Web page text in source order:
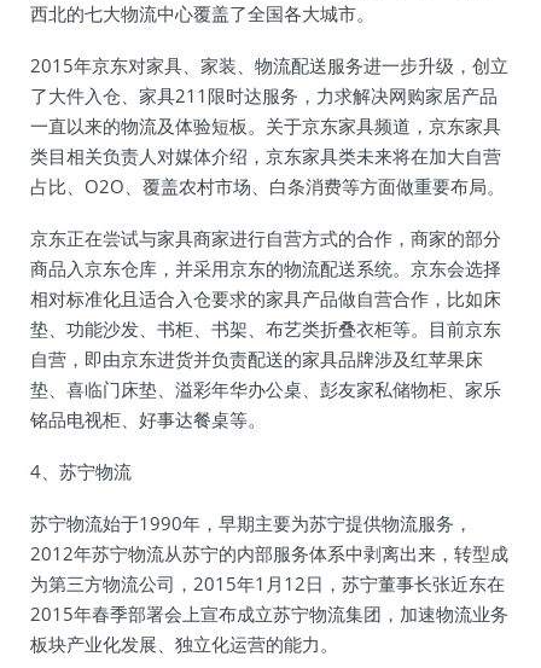
西北的七大物流中心覆盖了全国各大城市。
2015年京东对家具、家装、物流配送服务进一步升级，创立
了大件入仓、家具211限时达服务，力求解决网购家居产品
一直以来的物流及体验短板。关于京东家具频道，京东家具
类目相关负责人对媒体介绍，京东家具类未来将在加大自营
占比、O2O、覆盖农村市场、白条消费等方面做重要布局。
京东正在尝试与家具商家进行自营方式的合作，商家的部分
商品入京东仓库，并采用京东的物流配送系统。京东会选择
相对标准化且适合入仓要求的家具产品做自营合作，比如床
垫、功能沙发、书柜、书架、布艺类折叠衣柜等。目前京东
自营，即由京东进货并负责配送的家具品牌涉及红苹果床
垫、喜临门床垫、溢彩年华办公桌、彭友家私储物柜、家乐
铭品电视柜、好事达餐桌等。
4、苏宁物流
苏宁物流始于1990年，早期主要为苏宁提供物流服务，
2012年苏宁物流从苏宁的内部服务体系中剥离出来，转型成
为第三方物流公司，2015年1月12日，苏宁董事长张近东在
2015年春季部署会上宣布成立苏宁物流集团，加速物流业务
板块产业化发展、独立化运营的能力。